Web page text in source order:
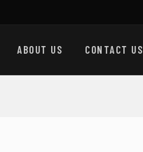
ABOUT US CONTACT US